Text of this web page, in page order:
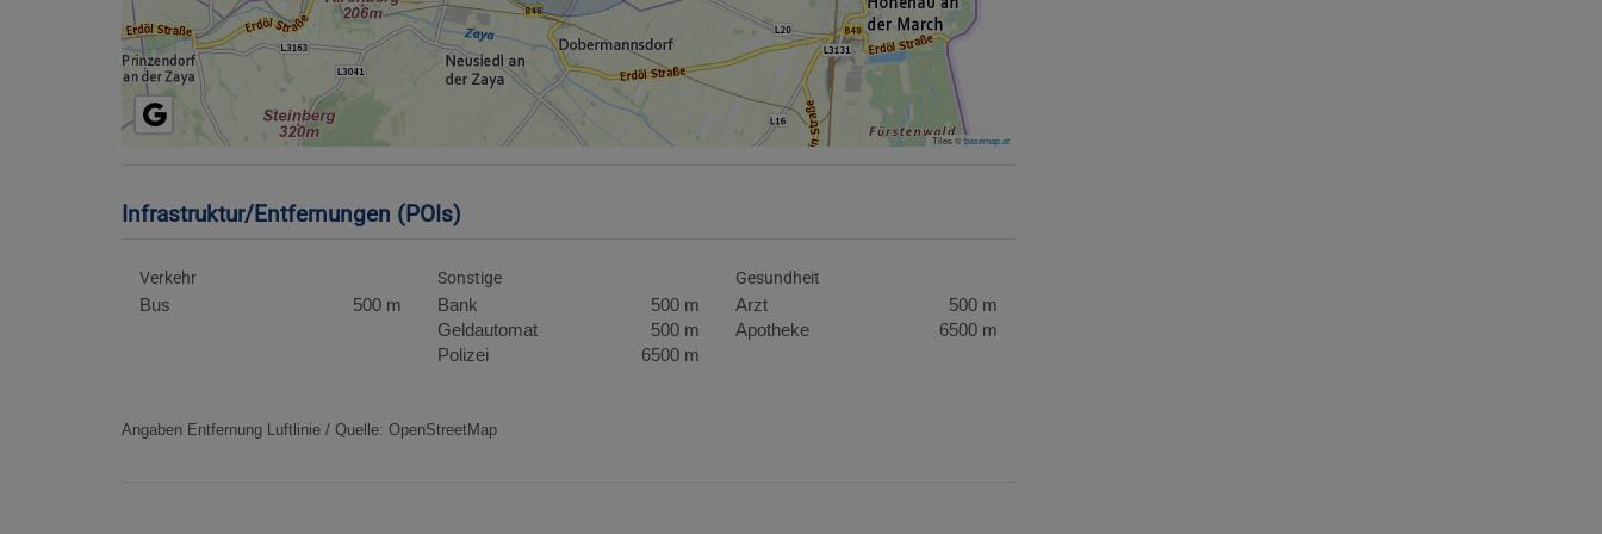
Tiles ©basemap.at
Infrastruktur/Entfernungen (POIs)
Verkehr
Bus 500 m
Sonstige
Bank
500 m
Geldautomat
500 m
Polizei
6500 m
Gesundheit
Arzt
500 m
Apotheke
6500 m
Angaben Entfernung Luftlinie / Quelle: OpenStreetMap